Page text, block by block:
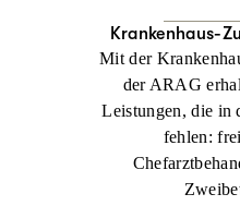
Krankenhaus-
Mit der
der ARAG
Leistungen, die in
fehlen: